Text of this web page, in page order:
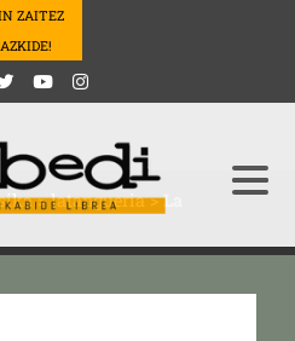
ZAITEZ
>latangueria>La